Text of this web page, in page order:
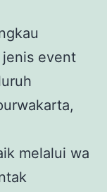
jenis event
melalui wa